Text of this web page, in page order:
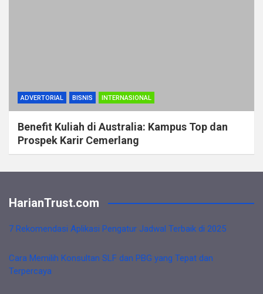
ADVERTORIAL BISNIS INTERNASIONAL
Benefit Kuliah di Australia: Kampus Top dan
Prospek Karir Cemerlang
HarianTrust.com
7 Rekomendasi Aplikasi Pengatur Jadwal Terbaik di 2025
Cara Memilih Konsultan SLF dan PBG yang Tepat dan
Terpercaya